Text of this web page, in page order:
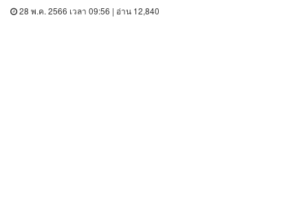
28 พ.ค. 2566 เวลา 09:56 | อ่าน 12,840